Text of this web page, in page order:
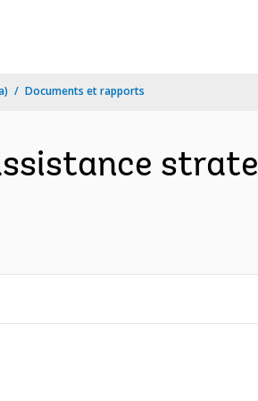
Documents et rapports